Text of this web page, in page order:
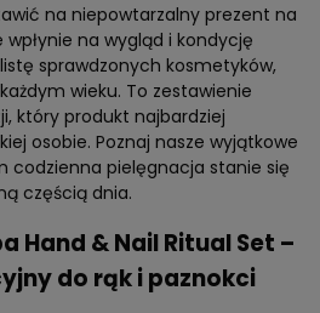
na niepowtarzalny prezent na
na wygląd i kondycję
sprawdzonych kosmetyków,
wieku. To zestawienie
który produkt najbardziej
osobie. Poznaj nasze wyjątkowe
codzienna pielęgnacja stanie się
częścią dnia.
Hand & Nail Ritual Set –
do rąk i paznokci